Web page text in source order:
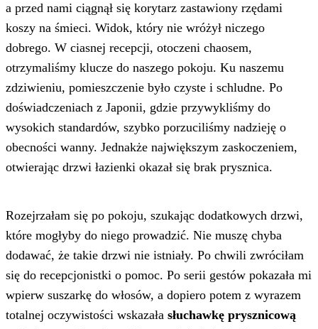
a przed nami ciągnął się korytarz zastawiony rzędami
koszy na śmieci. Widok, który nie wróżył niczego
dobrego. W ciasnej recepcji, otoczeni chaosem,
otrzymaliśmy klucze do naszego pokoju. Ku naszemu
zdziwieniu, pomieszczenie było czyste i schludne. Po
doświadczeniach z Japonii, gdzie przywykliśmy do
wysokich standardów, szybko porzuciliśmy nadzieję o
obecności wanny. Jednakże największym zaskoczeniem,
otwierając drzwi łazienki okazał się brak prysznica.
Rozejrzałam się po pokoju, szukając dodatkowych drzwi,
które mogłyby do niego prowadzić. Nie muszę chyba
dodawać, że takie drzwi nie istniały. Po chwili zwróciłam
się do recepcjonistki o pomoc. Po serii gestów pokazała mi
wpierw suszarkę do włosów, a dopiero potem z wyrazem
totalnej oczywistości wskazała słuchawkę prysznicową